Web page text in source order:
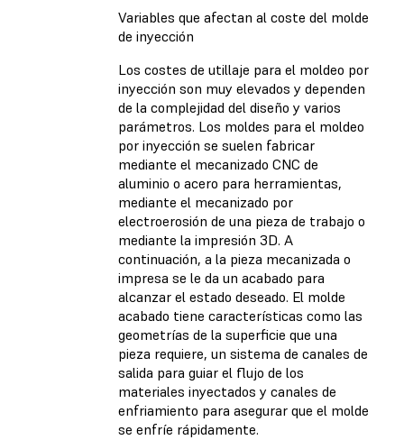
Variables que afectan al coste del molde
de inyección
Los costes de utillaje para el moldeo por
inyección son muy elevados y dependen
de la complejidad del diseño y varios
parámetros. Los moldes para el moldeo
por inyección se suelen fabricar
mediante el mecanizado CNC de
aluminio o acero para herramientas,
mediante el mecanizado por
electroerosión de una pieza de trabajo o
mediante la impresión 3D. A
continuación, a la pieza mecanizada o
impresa se le da un acabado para
alcanzar el estado deseado. El molde
acabado tiene características como las
geometrías de la superficie que una
pieza requiere, un sistema de canales de
salida para guiar el flujo de los
materiales inyectados y canales de
enfriamiento para asegurar que el molde
se enfríe rápidamente.